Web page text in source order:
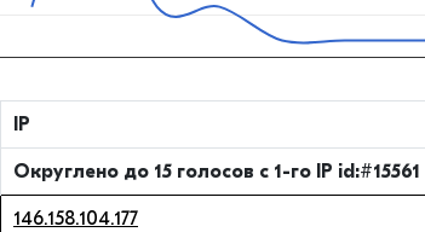
IP
Округлено до 15 голосов с 1-го IP id:#15561
146.158.104.177